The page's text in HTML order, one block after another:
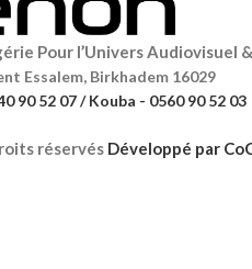
Pour l’Univers Audiovisuel
Essalem, Birkhadem 16029
90 52 07 / Kouba - 0560 90 52 03
réservés Développé par